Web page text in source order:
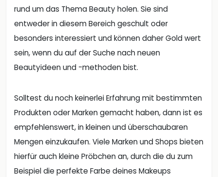
rund um das Thema Beauty holen. Sie sind
entweder in diesem Bereich geschult oder
besonders interessiert und können daher Gold wert
sein, wenn du auf der Suche nach neuen
Beautyideen und -methoden bist.
Solltest du noch keinerlei Erfahrung mit bestimmten
Produkten oder Marken gemacht haben, dann ist es
empfehlenswert, in kleinen und überschaubaren
Mengen einzukaufen. Viele Marken und Shops bieten
hierfür auch kleine Pröbchen an, durch die du zum
Beispiel die perfekte Farbe deines Makeups